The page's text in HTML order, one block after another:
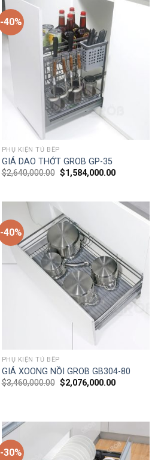
-40%
PHỤ KIỆN TỦ BẾP
GIÁ DAO THỚT GROB GP-35
$2,640,000.00 $1,584,000.00
-40%
PHỤ KIỆN TỦ BẾP
GIÁ XOONG NỒI GROB GB304-80
$3,460,000.00 $2,076,000.00
-30%